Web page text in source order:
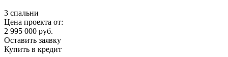
3 спальни
Цена проекта от:
2 995 000 руб.
Оставить заявку
Купить в кредит